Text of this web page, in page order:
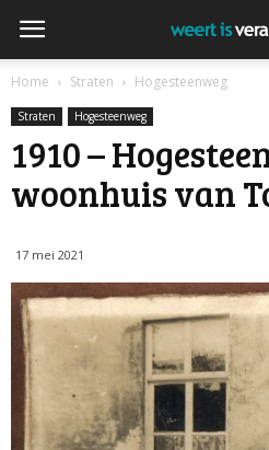
Home Straten Hogesteenweg
Straten Hogesteenweg
1910 –
woonhuis van
17 mei 2021